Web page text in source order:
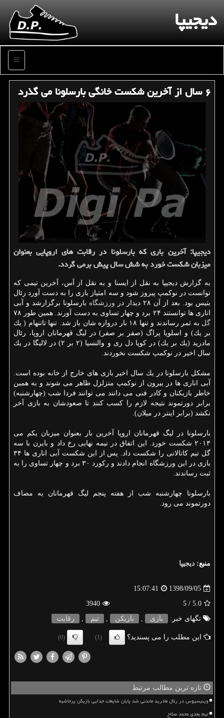
دیجیپا
منو
۶ سال از آخرین شكست خانگی بارسلونا می گذرد
دیجیپا: آخرین باری كه بارسلونا در رقابت های اروپایی بعنوان
میزبان شكست خورد به شش سال پیش برمی گردد.
به گزارش دیجیپا به نقل از ایسنا و به نقل از آس، آخرین تیمی كه
توانست در نوكمپ پیروز شود و سه امتیاز بازی را به دست آورد رئال
بتیس بود. بعد از آن ۲۸ دیدار در
ورزشگاه بارسلونا برگزارشد و آبی
اناری ها توانستند ۲۴ برد و چهار تساوی به دست آورند. همین طور ۷۸
گل
به ثمر رساندند و تنها ۱۸ بار دروازه شان باز شد. تنها تاتنهام ( یك
بر یك) و اسلویا پراگ (صفر بر صفر) در لیگ قهرمانان اروپا، رئال
مادرید (یك بر یك) در كوپا دل ری و والنسیا (۲ بر ۲) در لالیگا در یك
سال اخیر در نوكمپ شكست نخوردند.
مشكل بارسلونا در یك سال اخیر بازی های خارج از خانه بوده است.
آبی اناری ها در بیرون از نوكمپ متزلزل ظاهر می شوند و به همین
خاطر بازیكنان و كادر فنی می دانند می توانند فردا شب (چهارشنبه)
برابر دورتموند نتیجه لازم را كسب كنند تا صعودشان به بازی آخر
نكشد (برابر اینتر در میلان).
بارسلونا در لیگ قهرمانان اروپا آخرین بار بعنوان میزبان یكم می
۲۰۱۳ شكست خورد. این اتفاق در نیمه نهایی رخ داد و بایرن با سه
گل تیم كاتالانی را شكست داد. پس از این شكست آبی اناری ها ۳۴
بازی در این ورزشگاه انجام دادند و ركورد ۳۰ برد و چهار تساوی را به
ثبت رساندند.
بارسلونا چهارشنبه شب از هفته پنجم لیگ قهرمانان به مصاف
دورتموند می رود.
منبع: دیجیپا
1398/09/05
15:07:41
5.0
/ 5
3940
تگهای خبر:
بازی , بازیكن , تیم , رقابت
این مطلب را می پسندید؟ (1)
(0)
تازه ترین مطالب مرتبط
وینیسیوس در رئال مادرید ماندنی شد پایان شایعات جدایی بازیکن پرحاشیه
تیم بعدی محمد صلاح